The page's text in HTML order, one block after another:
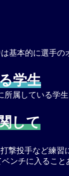
基本的に選手
学生
属している学
して
撃投手など練
ンチに入ること